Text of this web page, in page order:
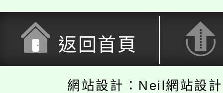
返回首頁
網站設計：Neil網站設